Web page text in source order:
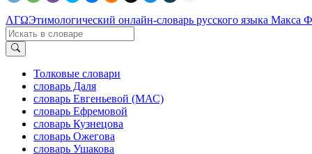
ΛΓΩЭтимологический онлайн-словарь русского языка Макса
Толковые словари
словарь Даля
словарь Евгеньевой (МАС)
словарь Ефремовой
словарь Кузнецова
словарь Ожегова
словарь Ушакова